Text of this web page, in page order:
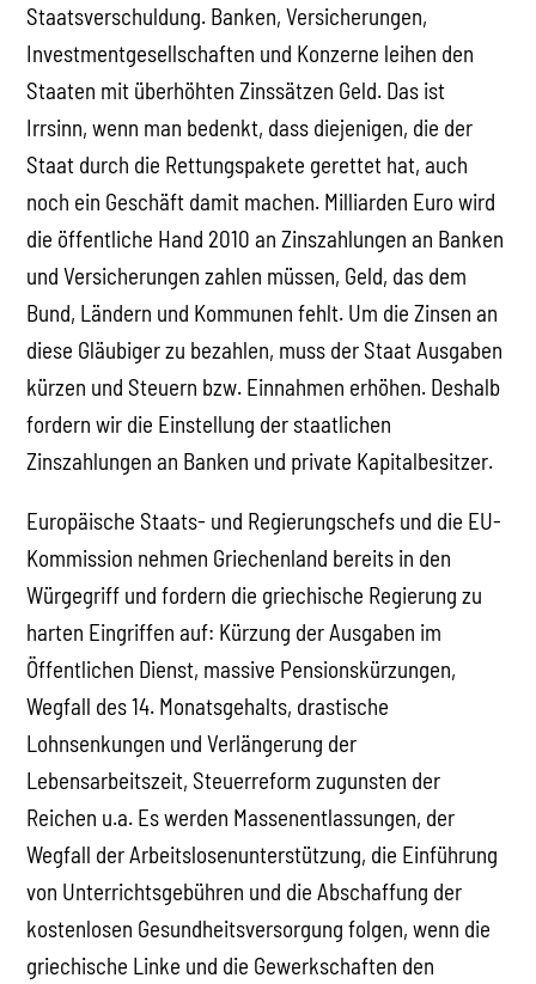
Staatsverschuldung. Banken, Versicherungen,
Investmentgesellschaften und Konzerne leihen den
Staaten mit überhöhten Zinssätzen Geld. Das ist
Irrsinn, wenn man bedenkt, dass diejenigen, die der
Staat durch die Rettungspakete gerettet hat, auch
noch ein Geschäft damit machen. Milliarden Euro wird
die öffentliche Hand 2010 an Zinszahlungen an Banken
und Versicherungen zahlen müssen, Geld, das dem
Bund, Ländern und Kommunen fehlt. Um die Zinsen an
diese Gläubiger zu bezahlen, muss der Staat Ausgaben
kürzen und Steuern bzw. Einnahmen erhöhen. Deshalb
fordern wir die Einstellung der staatlichen
Zinszahlungen an Banken und private Kapitalbesitzer.
Europäische Staats- und Regierungschefs und die EU-
Kommission nehmen Griechenland bereits in den
Würgegriff und fordern die griechische Regierung zu
harten Eingriffen auf: Kürzung der Ausgaben im
Öffentlichen Dienst, massive Pensionskürzungen,
Wegfall des 14. Monatsgehalts, drastische
Lohnsenkungen und Verlängerung der
Lebensarbeitszeit, Steuerreform zugunsten der
Reichen u.a. Es werden Massenentlassungen, der
Wegfall der Arbeitslosenunterstützung, die Einführung
von Unterrichtsgebühren und die Abschaffung der
kostenlosen Gesundheitsversorgung folgen, wenn die
griechische Linke und die Gewerkschaften den